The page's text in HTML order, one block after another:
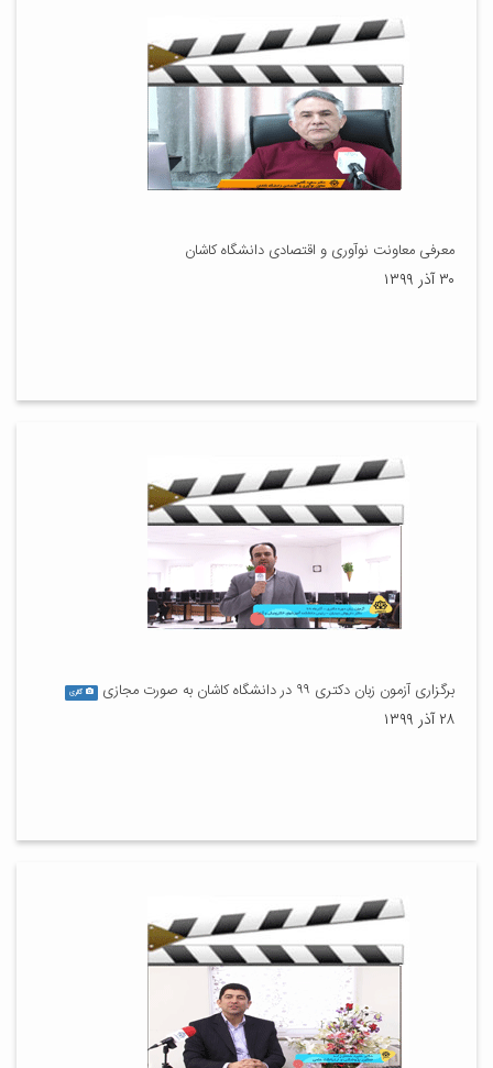
معرفی معاونت نوآوری و اقتصادی دانشگاه کاشان
۳۰ آذر ۱۳۹۹
برگزاری آزمون زبان دکتری ۹۹ در دانشگاه کاشان به صورت مجازی گالری
۲۸ آذر ۱۳۹۹